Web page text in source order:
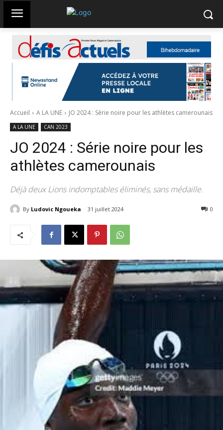
Accueil A LA UNE JO 2024 : Série noire pour les athlètes camerounais
A LA UNE CAN 2023
JO 2024 : Série noire pour les
athlètes camerounais
Déjà deux Lions indomptables éliminés, sans médaille.
By Ludovic Ngoueka 31 juillet 2024 0